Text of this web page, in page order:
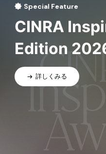
Special Feature
CINRA
Edition
詳しくみる